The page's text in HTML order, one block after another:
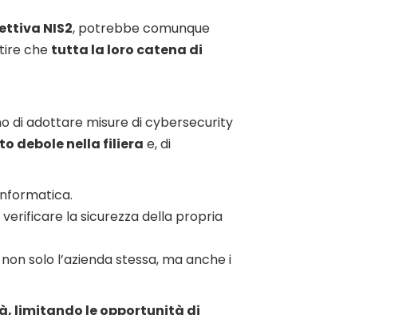
NIS2, potrebbe comunque
che tutta la loro catena di
di adottare misure di cybersecurity
debole nella filiera e, di
la sicurezza della propria
solo l’azienda stessa, ma anche i
limitando le opportunità di